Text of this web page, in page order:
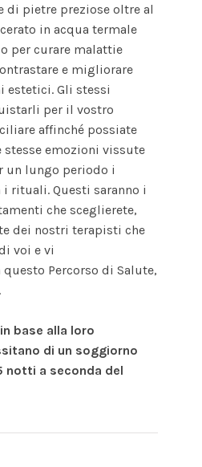
di pietre preziose oltre al
in acqua termale
per curare malattie
e migliorare
estetici. Gli stessi
per il vostro
affinché possiate
stesse emozioni vissute
un lungo periodo i
rituali. Questi saranno i
che sceglierete,
dei nostri terapisti che
voi e vi
Percorso di Salute,
base alla loro
di un soggiorno
notti a seconda del